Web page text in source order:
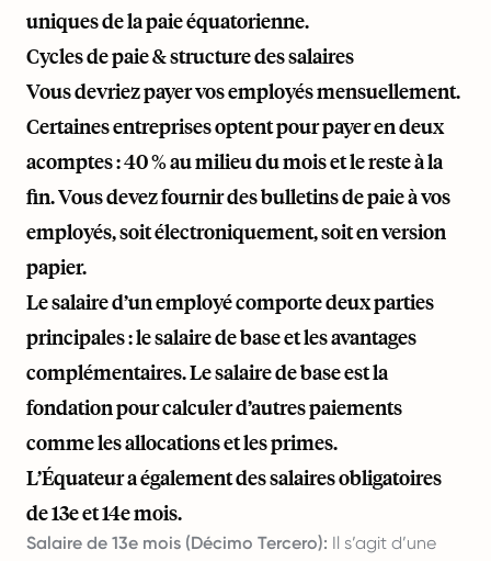
uniques de la paie équatorienne.
Cycles de paie & structure des salaires
Vous devriez payer vos employés mensuellement.
Certaines entreprises optent pour payer en deux
acomptes : 40 % au milieu du mois et le reste à la
fin. Vous devez fournir des bulletins de paie à vos
employés, soit électroniquement, soit en version
papier.
Le salaire d’un employé comporte deux parties
principales : le salaire de base et les avantages
complémentaires. Le salaire de base est la
fondation pour calculer d’autres paiements
comme les allocations et les primes.
L’Équateur a également des salaires obligatoires
de 13e et 14e mois.
Salaire de 13e mois (Décimo Tercero): Il s’agit d’une